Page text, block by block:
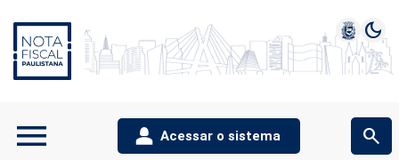
3 4
dark_mode
menu search
Acessar o sistema